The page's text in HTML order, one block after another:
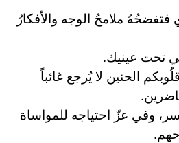
ملامحُ الوجه والأفكارُ
تحت عينيك.
الحنين لا يُرجع غائباً
وفي عزّ احتياجه للمواساة